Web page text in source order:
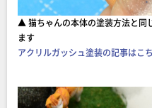
▲ 猫ちゃんの本体の塗装方法と同
ます
アクリルガッシュ塗装の記事はこ